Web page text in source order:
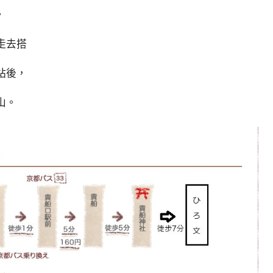
去搭
後，
。